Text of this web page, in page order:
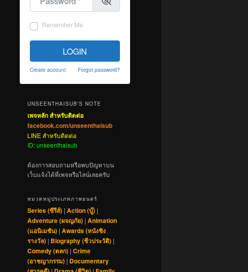
Remember Me
LOGIN
Create account Forgot password?
UNSEENTHAISUB’S NOTE
เพจหลัก สำหรับติดต่อ
facebook.com/unseenthaisub
LINE สำหรับติดต่อ
ID: unseenthaisub
ต้องการสอบถามหรือพบปัญหาบน
เว็บแจ้งได้ที่เพจหรือไลน์เลยครับ
หมวดหมู่ประเภทภาพยนตร์
Series (ซีรีส์) | Action (บู๊) |
Adventure (ผจญภัย) | Animation
(แอนิเมชัน) | Awards (หนังชิง
รางวัล) | Biography (ชีวประวัติ) |
Comedy (ตลก) | Crime
(อาชญากรรม) | Documentary